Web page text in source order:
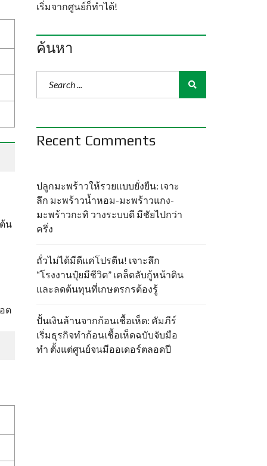
น
ต
เริ่มจากศูนย์ก็ทำได้!
ค้นหา
Recent Comments
ปลูกมะพร้าวให้รวยแบบยั่งยืน: เจาะ
ลึก มะพร้าวน้ำหอม-มะพร้าวแกง-
มะพร้าวกะทิ วางระบบดี มีชัยไปกว่า
ครึ่ง
ถั่วไม่ได้มีดีแค่โปรตีน! เจาะลึก
“โรงงานปุ๋ยมีชีวิต” เคล็ดลับกู้หน้าดิน
และลดต้นทุนที่เกษตรกรต้องรู้
ปั้นเงินล้านจากก้อนเชื้อเห็ด: คัมภีร์
เริ่มธุรกิจทำก้อนเชื้อเห็ดฉบับจับมือ
ทำ ตั้งแต่ศูนย์จนมีออเดอร์ตลอดปี